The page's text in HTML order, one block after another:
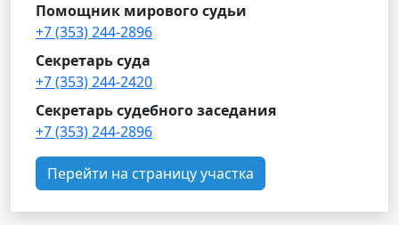
Помощник мирового судьи
+7 (353) 244-2896
Секретарь суда
+7 (353) 244-2420
Секретарь судебного заседания
+7 (353) 244-2896
Перейти на страницу участка